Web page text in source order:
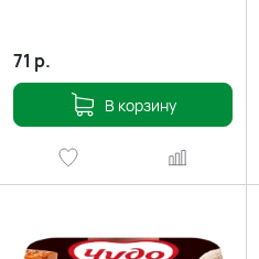
71 р.
В корзину